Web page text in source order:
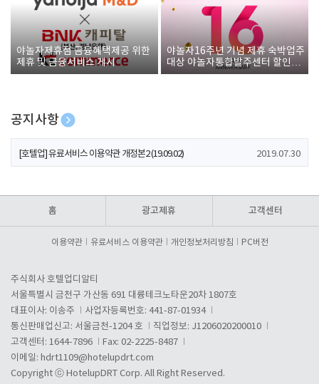
야놀자제휴점 금융혜택제공 위한
제휴 및 금융서비스 게시
야놀자16주년 기념 제휴 숙박업주
대상 야놀자통합발주센터 할인쿠
폰 증정
공지사항
[호텔업] 개인정보 처리방침 개정본1 (19.09.02)
[호텔업] 유료서비스 이용약관 개정본2 (19.09.02) 2019.07.30
홈 광고제휴 고객센터
이용약관 유료서비스 이용약관 개인정보처리방침 PC버전
주식회사 호텔업디알티
서울특별시 금천구 가산동 691 대륭테크노타운20차 1807호
대표이사: 이송주
사업자등록번호: 441-87-01934
통신판매업신고: 서울금천-1204 호
직업정보: J1206020200010
고객센터: 1644-7896
Fax: 02-2225-8487
이메일: hdrt1109@hotelupdrt.com
Copyright ⓒ HotelupDRT Corp. All Right Reserved.